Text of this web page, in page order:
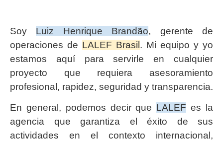
Soy Luiz Henrique Brandão, gerente de
operaciones de LALEF Brasil. Mi equipo y yo
estamos aquí para servirle en cualquier
proyecto que requiera asesoramiento
profesional, rapidez, seguridad y transparencia.
En general, podemos decir que LALEF es la
agencia que garantiza el éxito de sus
actividades en el contexto internacional,